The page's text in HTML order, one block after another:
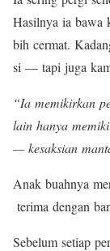
Hasilnya ia bawa
bih cermat.
si — tapi juga
“Ia memikirkan
lain hanya
— kesaksian
Anak buahnya
terima dengan
Sebelum setiap